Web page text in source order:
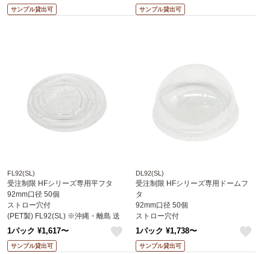
サンプル貸出可 サンプル貸出可
FL92(SL)
受注制限 HFシリーズ専用平フタ
92mm口径 50個
ストロー穴付
(PET製) FL92(SL) ※沖縄・離島 送
料別途 (赤松化成)
1パック ¥1,617〜
サンプル貸出可
DL92(SL)
受注制限 HFシリーズ専用ドームフ
タ
92mm口径 50個
ストロー穴付
(PET製) DL92(SL) ※沖縄・離島 送
1パック ¥1,738〜
サンプル貸出可